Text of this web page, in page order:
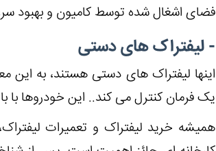
فضای اشغال شده توسط کامیون و بهبود
- لیفتراک های دستی
اینها لیفتراک های دستی هستند، به این
یک فرمان کنترل می کند.. این خودروها با
همیشه خرید لیفتراک و تعمیرات